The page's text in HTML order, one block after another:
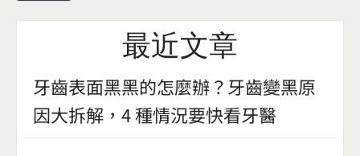
最近文章
牙齒表面黑黑的怎麼辦？牙齒變黑原
因大拆解，4 種情況要快看牙醫